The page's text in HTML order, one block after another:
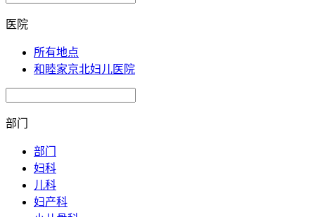
医院
所有地点
和睦家京北妇儿医院
部门
部门
妇科
儿科
妇产科